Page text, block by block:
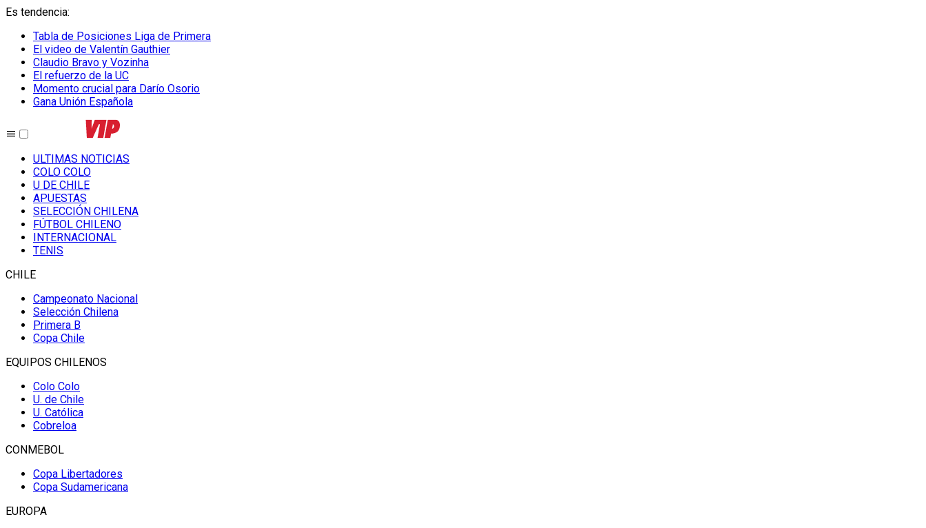
Es tendencia:
Tabla de Posiciones Liga de Primera
El video de Valentín Gauthier
Claudio Bravo y Vozinha
El refuerzo de la UC
Momento crucial para Darío Osorio
Gana Unión Española
ULTIMAS NOTICIAS
COLO COLO
U DE CHILE
APUESTAS
SELECCIÓN CHILENA
FÚTBOL CHILENO
INTERNACIONAL
TENIS
CHILE
Campeonato Nacional
Selección Chilena
Primera B
Copa Chile
EQUIPOS CHILENOS
Colo Colo
U. de Chile
U. Católica
Cobreloa
CONMEBOL
Copa Libertadores
Copa Sudamericana
EUROPA